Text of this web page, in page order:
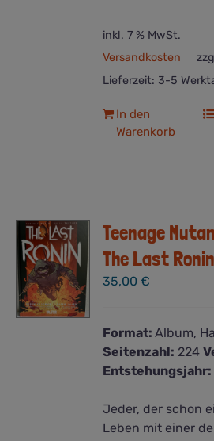
inkl. 7 % MwSt.
Versandkosten
Lieferzeit: 3-5
In den
Warenkorb
Teenage
The Last Ronin
35,00€
Format:Album,
Seitenzahl: 224
Entstehungsjahr:
Jeder, der schon
Leben mit einer